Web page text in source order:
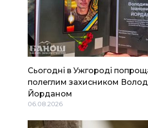
Сьогодні в Ужгороді
полеглим захисником
Йорданом
06.08.2026